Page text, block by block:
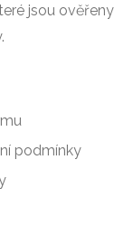
jsou ověřeny
podmínky